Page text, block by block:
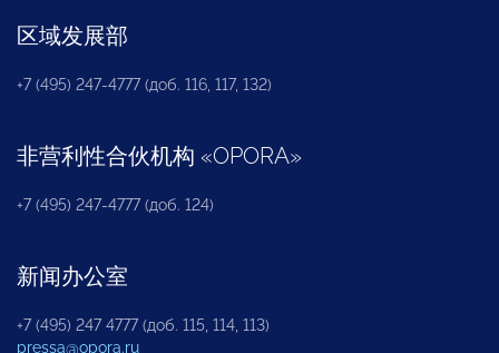
区域发展部
+7 (495) 247-4777 (доб. 116, 117, 132)
非营利性合伙机构 «OPORA»
+7 (495) 247-4777 (доб. 124)
新闻办公室
+7 (495) 247 4777 (доб. 115, 114, 113)
pressa@opora.ru